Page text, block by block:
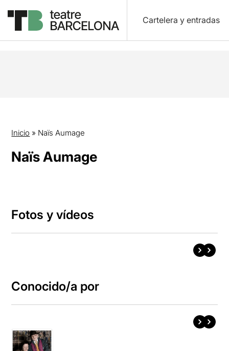
Cartelera y entradas
Inicio » Naïs Aumage
Naïs Aumage
Fotos y vídeos
Conocido/a por